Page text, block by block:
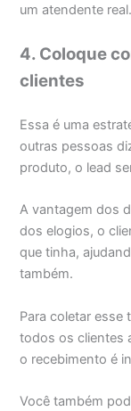
um atendente real.
4. Coloque
clientes
Essa é uma
outras pessoas
produto, o lead
A vantagem dos
dos elogios, o
que tinha,
também.
Para coletar
todos os clientes
o recebimento é
Você também